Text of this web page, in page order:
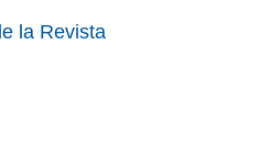
la Revista